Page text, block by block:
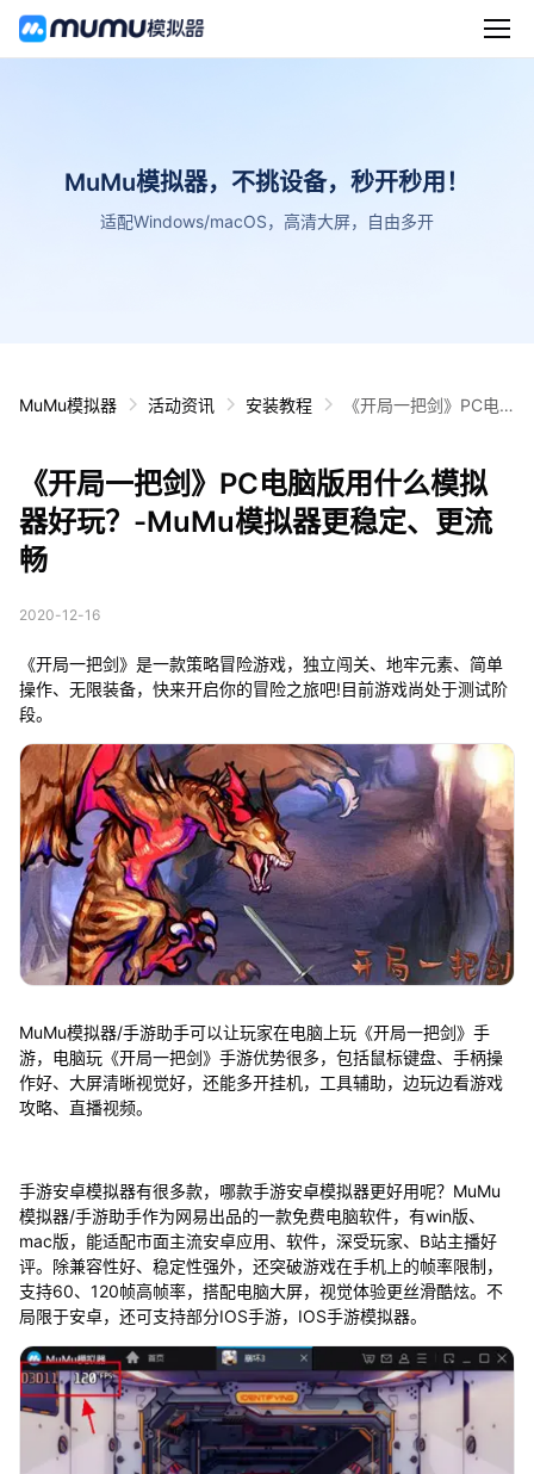
MuMu模拟器，不挑设备，秒开秒用！
适配Windows/macOS，高清大屏，自由多开
MuMu模拟器 活动资讯 安装教程
《开局一把剑》PC电
定、更流畅
《开局一把剑》PC电脑版用什么模拟
器好玩？-MuMu模拟器更稳定、更流
畅
2020-12-16
《开局一把剑》是一款策略冒险游戏，独立闯关、地牢元素、简单
操作、无限装备，快来开启你的冒险之旅吧!目前游戏尚处于测试阶
段。
MuMu模拟器/手游助手可以让玩家在电脑上玩《开局一把剑》手
游，电脑玩《开局一把剑》手游优势很多，包括鼠标键盘、手柄操
作好、大屏清晰视觉好，还能多开挂机，工具辅助，边玩边看游戏
攻略、直播视频。
手游安卓模拟器有很多款，哪款手游安卓模拟器更好用呢？MuMu
模拟器/手游助手作为网易出品的一款免费电脑软件，有win版、
mac版，能适配市面主流安卓应用、软件，深受玩家、B站主播好
评。除兼容性好、稳定性强外，还突破游戏在手机上的帧率限制，
支持60、120帧高帧率，搭配电脑大屏，视觉体验更丝滑酷炫。不
局限于安卓，还可支持部分IOS手游，IOS手游模拟器。